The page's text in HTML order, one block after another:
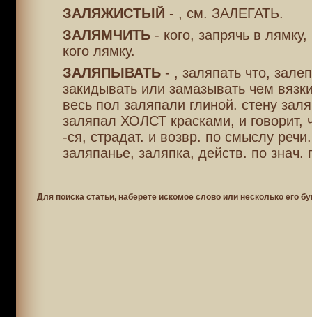
ЗАЛЯЖИСТЫЙ - , см. ЗАЛЕГАТЬ.
ЗАЛЯМЧИТЬ- кого, запрячь в
кого лямку.
ЗАЛЯПЫВАТЬ- , заляпать что,
закидывать или замазывать чем
весь пол заляпали глиной. стену
заляпал ХОЛСТ красками, и говорит,
-ся, страдат. и возвр. по смыслу
заляпанье, заляпка, действ. по знач.
Для поиска статьи, наберете искомое слово или несколько его